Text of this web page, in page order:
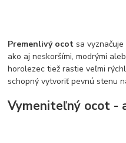
Zápustné umývadlá
sprchový
čierna kúpelňová batéria
vaňa
retro kúpeľne
Nákup tovaru pre
Ako znížiť náklady
Ako znížiť
Premenlivý ocot sa
ako aj neskoršími, modrými
horolezec tiež rastie veľmi
schopný vytvoriť pevnú stenu
Vymeniteľný ocot -